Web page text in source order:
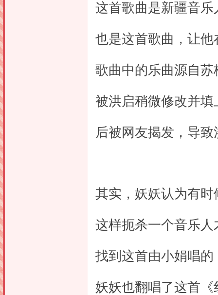
这首歌曲是新疆音
也是这首歌曲，让
歌曲中的乐曲源自
被洪启稍微修改并
后被网友揭发，导
其实，妖妖认为有
这样扼杀一个音乐
找到这首由小娟唱
妖妖也翻唱了这首